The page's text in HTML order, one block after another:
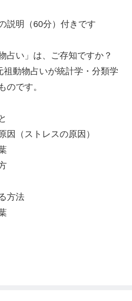
説明（60分）付きです
占い」は、ご存知ですか？
祖動物占いが統計学・分類学
のです。
因（ストレスの原因）
方法